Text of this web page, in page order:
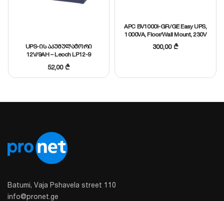
ბარათის მხარდაჭერა დისტანციური
UPS-ის აკუმულატორი
12V/9AH – Leoch LP12-9
52,00₾
APC BV1000I-GR/GE Easy UPS,
1000VA, Floor/Wall Mount, 230V
300,00₾
Batumi, Vaja Pshavela street 110
info@pronet.ge